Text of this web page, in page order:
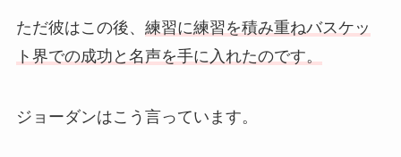
ただ彼はこの後、 練習に練習を積み重ねバスケッ
ト界での成功と名声を手に入れたのです。
ジョーダンはこう言っています。